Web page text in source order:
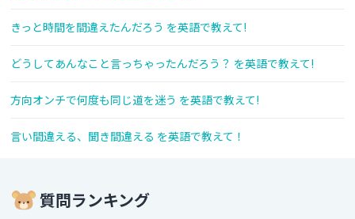
きっと時間を間違えたんだろう を英語で教えて!
どうしてあんなこと言っちゃったんだろう？ を英語で教えて!
方向オンチで何度も同じ道を迷う を英語で教えて!
言い間違える、聞き間違える を英語で教えて！
質問ランキング